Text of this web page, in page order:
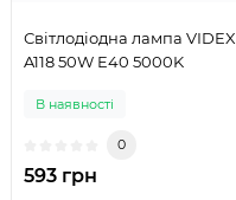
Світлодіодна лампа VIDEX
A118 50W E40 5000K
В наявності
0
593 грн